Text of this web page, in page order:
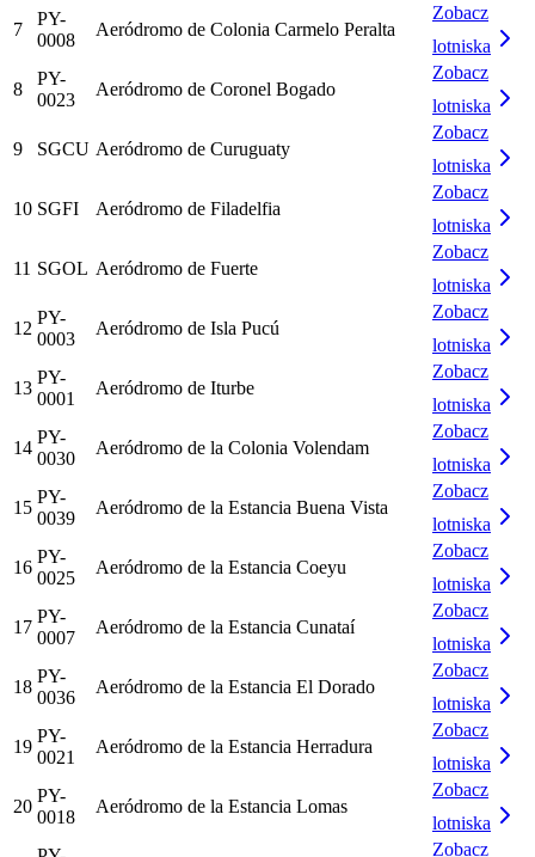
7
PY-
0008
Aeródromo de Colonia Carmelo Peralta
Zobacz
lotniska
8
PY-
0023
Aeródromo de Coronel Bogado
Zobacz
lotniska
9 SGCU Aeródromo de Curuguaty
Zobacz
lotniska
10 SGFI Aeródromo de Filadelfia
Zobacz
lotniska
11 SGOL Aeródromo de Fuerte
Zobacz
lotniska
12
PY-
0003
Aeródromo de Isla Pucú
Zobacz
lotniska
13
PY-
0001
Aeródromo de Iturbe
Zobacz
lotniska
14
PY-
0030
Aeródromo de la Colonia Volendam
Zobacz
lotniska
15
PY-
0039
Aeródromo de la Estancia Buena Vista
Zobacz
lotniska
16
PY-
0025
Aeródromo de la Estancia Coeyu
Zobacz
lotniska
17
PY-
0007
Aeródromo de la Estancia Cunataí
Zobacz
lotniska
18
PY-
0036
Aeródromo de la Estancia El Dorado
Zobacz
lotniska
19
PY-
0021
Aeródromo de la Estancia Herradura
Zobacz
lotniska
20
PY-
0018
Aeródromo de la Estancia Lomas
Zobacz
lotniska
Zobacz